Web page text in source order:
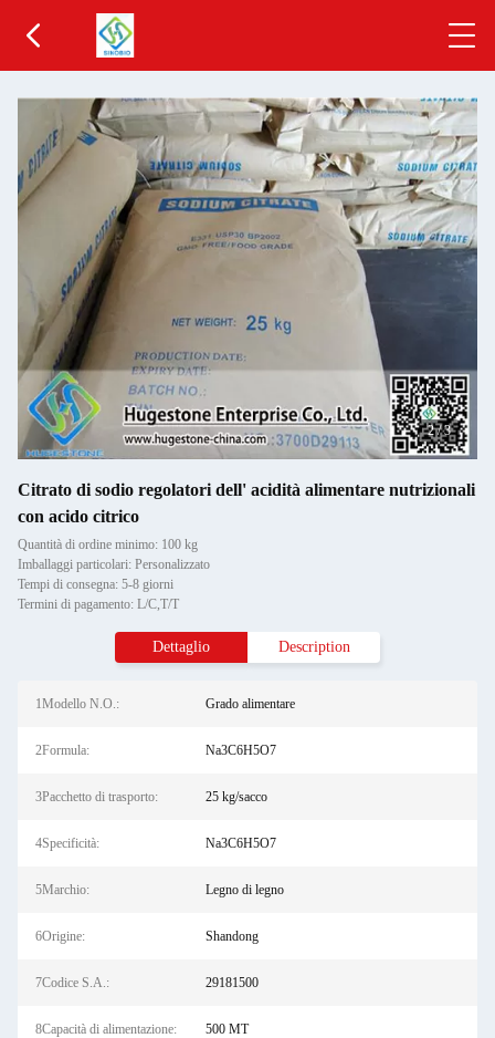
2/3
Citrato di sodio regolatori dell' acidità alimentare nutrizionali
con acido citrico
Quantità di ordine minimo: 100 kg
Imballaggi particolari: Personalizzato
Tempi di consegna: 5-8 giorni
Termini di pagamento: L/C,T/T
Dettaglio Description
1Modello N.O.: Grado alimentare
2Formula: Na3C6H5O7
3Pacchetto di trasporto: 25 kg/sacco
4Specificità: Na3C6H5O7
5Marchio: Legno di legno
6Origine: Shandong
7Codice S.A.: 29181500
8Capacità di alimentazione: 500 MT